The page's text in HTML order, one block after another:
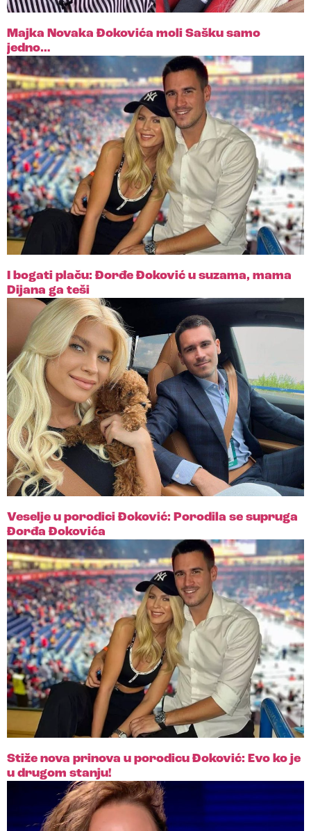
Majka Novaka Đokovića moli Sašku samo
jedno…
I bogati plaču: Đorđe Đoković u suzama, mama
Dijana ga teši
Veselje u porodici Đoković: Porodila se supruga
Đorđa Đokovića
Stiže nova prinova u porodicu Đoković: Evo ko je
u drugom stanju!